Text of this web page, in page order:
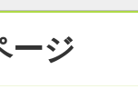
ージ